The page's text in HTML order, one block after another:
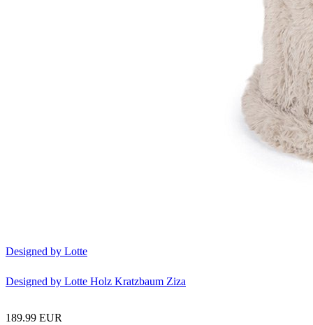
Designed by Lotte
Designed by Lotte Holz Kratzbaum Ziza
189.99 EUR